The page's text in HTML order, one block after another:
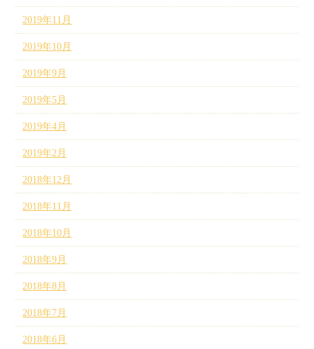
2019年11月
2019年10月
2019年9月
2019年5月
2019年4月
2019年2月
2018年12月
2018年11月
2018年10月
2018年9月
2018年8月
2018年7月
2018年6月